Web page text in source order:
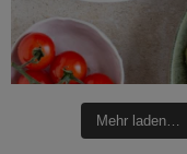
Mehr laden…